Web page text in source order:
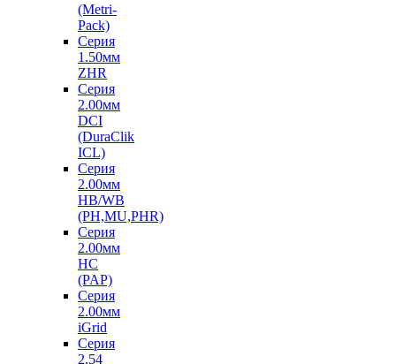
(Metri-
Pack)
Серия
1.50мм
ZHR
Серия
2.00мм
DCI
(DuraClik
ICL)
Серия
2.00мм
HB/WB
(PH,MU,PHR)
Серия
2.00мм
HC
(PAP)
Серия
2.00мм
iGrid
Серия
2,54